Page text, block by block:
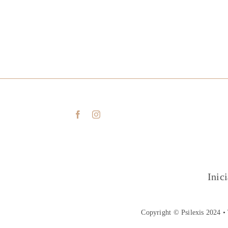
Copyright © Psilexis 2024 •